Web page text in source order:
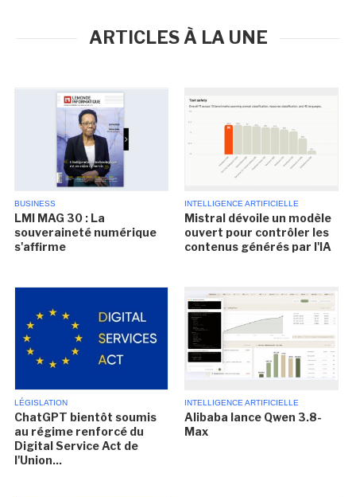
ARTICLES À LA UNE
BUSINESS
LMI MAG 30 : La
souveraineté numérique
s'affirme
INTELLIGENCE ARTIFICIELLE
Mistral dévoile un modèle
ouvert pour contrôler les
contenus générés par l'IA
LÉGISLATION
ChatGPT bientôt soumis
au régime renforcé du
Digital Service Act de
l'Union...
INTELLIGENCE ARTIFICIELLE
Alibaba lance Qwen 3.8-
Max